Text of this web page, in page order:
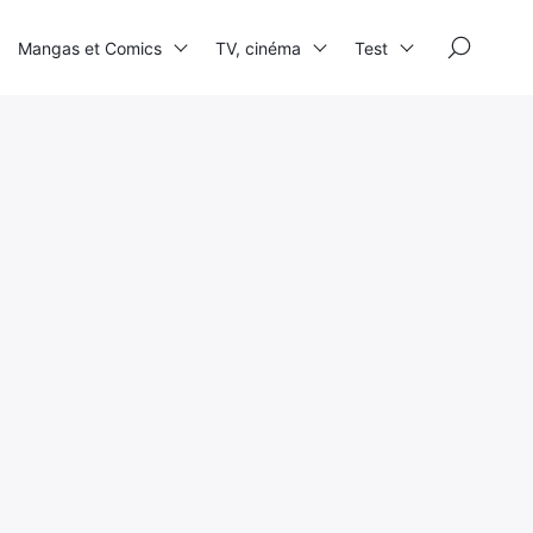
Mangas et Comics TV, cinéma Test